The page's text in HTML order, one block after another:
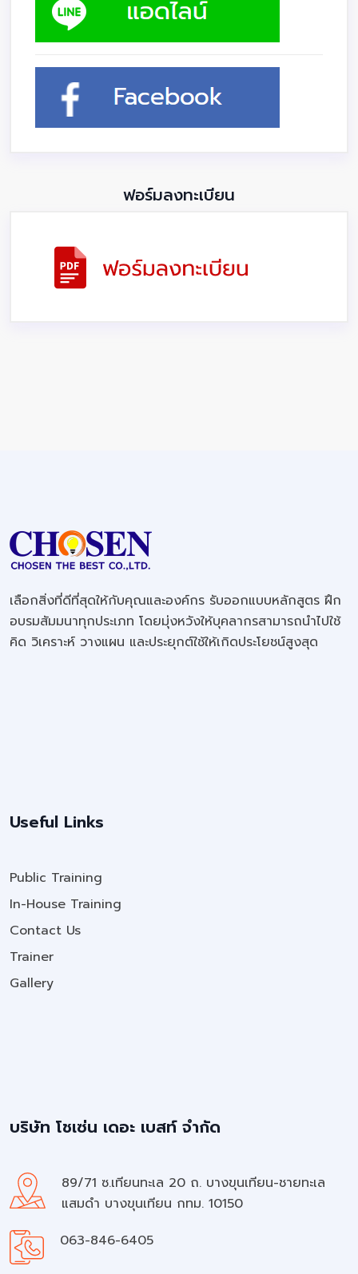
ฟอร์มลงทะเบียน
เลือกสิ่งที่ดีที่สุดให้กับคุณและองค์กร รับออกแบบหลักสูตร ฝึก
อบรมสัมมนาทุกประเภท โดยมุ่งหวังให้บุคลากรสามารถนำไปใช้
คิด วิเคราะห์ วางแผน และประยุกต์ใช้ให้เกิดประโยชน์สูงสุด
Useful Links
Public Training
In-House Training
Contact Us
Trainer
Gallery
บริษัท โชเซ่น เดอะ เบสท์ จำกัด
89/71 ซ.เทียนทะเล 20 ถ. บางขุนเทียน-ชายทะเล
แสมดำ บางขุนเทียน กทม. 10150
063-846-6405